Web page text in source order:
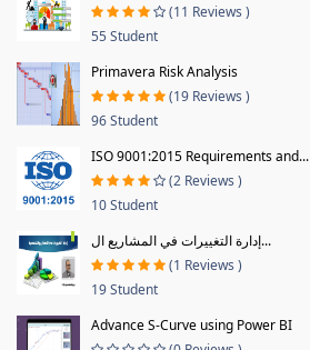
(11 Reviews )
55 Student
Primavera Risk Analysis
(19 Reviews )
96 Student
ISO 9001:2015 Requirements and...
(2 Reviews )
10 Student
إدارة التغييرات في المشاريع ال...
(1 Reviews )
19 Student
Advance S-Curve using Power BI